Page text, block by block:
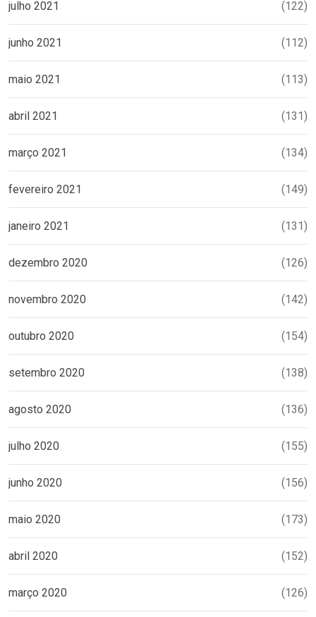
julho 2021 (122)
junho 2021 (112)
maio 2021 (113)
abril 2021 (131)
março 2021 (134)
fevereiro 2021 (149)
janeiro 2021 (131)
dezembro 2020 (126)
novembro 2020 (142)
outubro 2020 (154)
setembro 2020 (138)
agosto 2020 (136)
julho 2020 (155)
junho 2020 (156)
maio 2020 (173)
abril 2020 (152)
março 2020 (126)